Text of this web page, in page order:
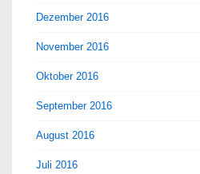
Dezember 2016
November 2016
Oktober 2016
September 2016
August 2016
Juli 2016